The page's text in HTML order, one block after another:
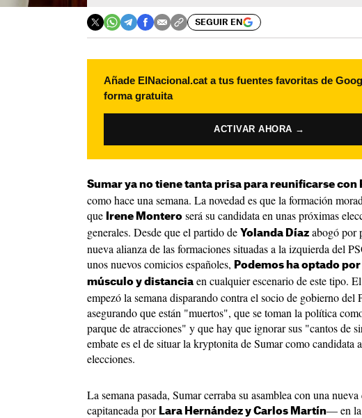
SEGUIR EN
Añade ElNacional.cat a tus fuentes favoritas de
forma gratuita
ACTIVAR AHORA →
Sumar ya no tiene tanta prisa para reunificarse con
como hace una semana. La novedad es que la formación
que Irene Montero será su candidata en unas próximas
generales. Desde que el partido de Yolanda Díaz abogó por
nueva alianza de las formaciones situadas a la izquierda del
unos nuevos comicios españoles, Podemos ha optado
músculo y distancia en cualquier escenario de este tipo.
empezó la semana disparando contra el socio de gobierno del
asegurando que están "muertos", que se toman la política
parque de atracciones" y que hay que ignorar sus "cantos de
embate es el de situar la kryptonita de Sumar como candidata
elecciones.
La semana pasada, Sumar cerraba su asamblea con una
capitaneada por Lara Hernández y Carlos Martín— en la